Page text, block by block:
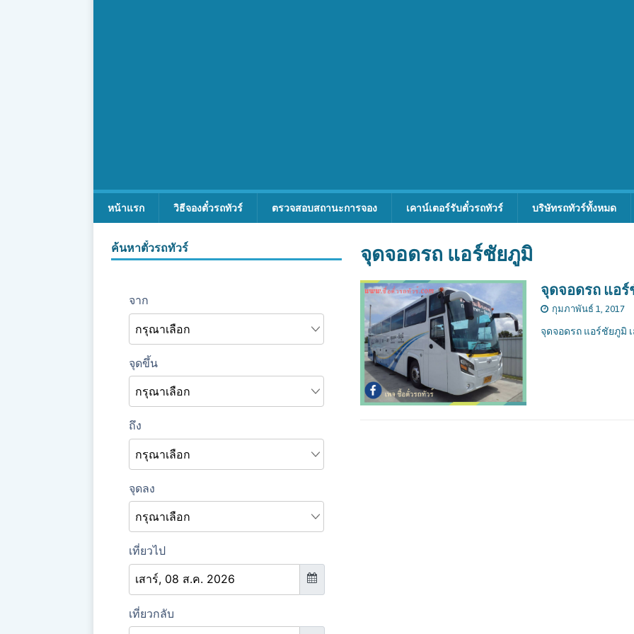
หน้าแรก วิธีจองตั๋วรถทัวร์ ตรวจสอบสถานะการจอง เคาน์เตอร์รับตั๋วรถทัวร์ บริษัทรถทัวร์ทั้งหมด
จุดจอดรถ แอร์ชัยภูมิ
จุดจอดรถ แอ
กุมภาพันธ์ 1, 2017
จุดจอดรถ แอร์ชัยภูมิ
ค้นหาตั๋วรถทัวร์